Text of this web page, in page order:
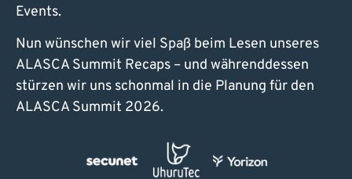
Events.
Nun wünschen wir viel Spaß beim Lesen unseres
ALASCA Summit Recaps – und währenddessen
stürzen wir uns schonmal in die Planung für den
ALASCA Summit 2026.